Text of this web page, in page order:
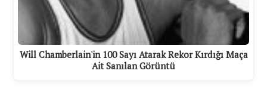
Will Chamberlain'in 100 Sayı Atarak Rekor Kırdığı Maça
Ait Sanılan Görüntü